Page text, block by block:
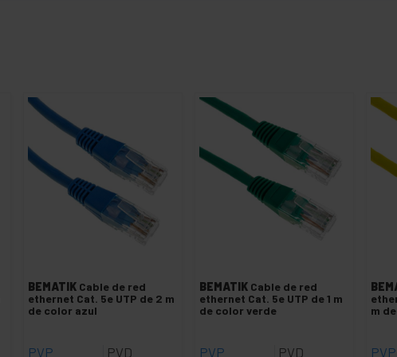
BEMATIK Cable de red
ethernet Cat. 5e UTP de 2 m
de color azul
PVP PVD
BEMATIK Cable de red
ethernet Cat. 5e UTP de 1 m
de color verde
PVP PVD
m
PVP